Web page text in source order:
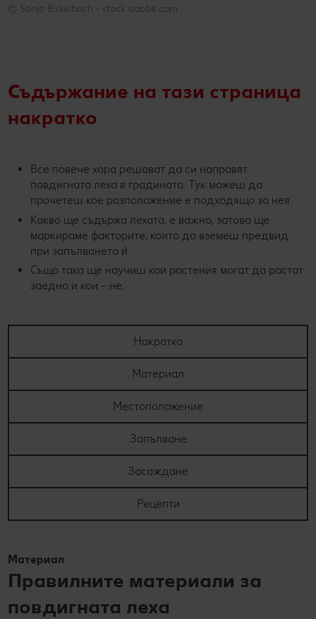
© Sonja Birkelbach - stock.adobe.com
Съдържание на тази страница
накратко
Все повече хора решават да си направят
повдигната леха в градината. Тук можеш да
прочетеш кое разположение е подходящо за нея.
Какво ще съдържа лехата, е важно, затова ще
маркираме факторите, които да вземеш предвид
при запълването ѝ.
Също така ще научиш кои растения могат да растат
заедно и кои – не.
Накратко
Материал
Местоположение
Запълване
Засаждане
Рецепти
Материал
Правилните материали за
повдигната леха